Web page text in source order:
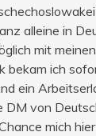
alleine in
mit
bekam ich
ein
DM von
mich